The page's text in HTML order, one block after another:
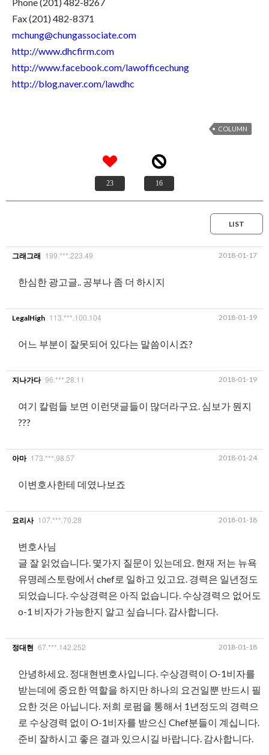
Fax (201) 482-8371
mchung@chungassociate.com
http://www.dhcfirm.com
http://www.facebook.com/lawofficechung
http://blog.naver.com/lawdhc
COLUMN
23 16
LIST
그래그래 199.***.223.49 2018-01-17
한심한 광고글.. 공부나 좀 더 하시지
LegalHigh 113.***.100.104 2018-01-19
어느 부분이 잘못되어 있다는 말씀이시죠?
지나가다 96.***.28.11 2018-01-19
여기 칼럼들 보면 이런댓글들이 많더라구요. 심보가 뭔지
???
아마 173.***.98.57 2018-01-24
이변호사한테 데였나보죠
요리사 107.***.70.28 2018-01-18
변호사님
글 잘 읽었습니다. 몇가지 질문이 있는데요. 현재 저는 뉴욕
유명레스토랑에서 chef로 일하고 있고요. 경력은 일년정도
되었습니다. 수상경력은 아직 없습니다. 수상경력으 없어도
o-1 비자가 가능한지 알고 싶습니다. 감사합니다.
정대현 67.***.142.252 2018-01-18
안녕하세요. 정대현변호사입니다. 수상경력이 O-1비자를
받는데에 중요한 역할을 하지만 하나의 요건일뿐 반드시 필
요한 것은 아닙니다. 저희 로펌을 통해서 1년정도의 경력으
로 수상경력 없이 O-1비자를 받으신 Chef분들이 계십니다.
준비 잘하시고 좋은 결과 있으시길 바랍니다. 감사합니다.